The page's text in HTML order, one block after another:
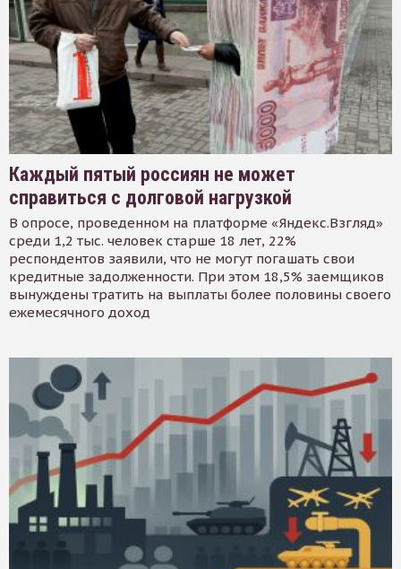
Каждый пятый россиян не может
справиться с долговой нагрузкой
В опросе, проведенном на платформе «Яндекс.Взгляд»
среди 1,2 тыс. человек старше 18 лет, 22%
респондентов заявили, что не могут погашать свои
кредитные задолженности. При этом 18,5% заемщиков
вынуждены тратить на выплаты более половины своего
ежемесячного доход